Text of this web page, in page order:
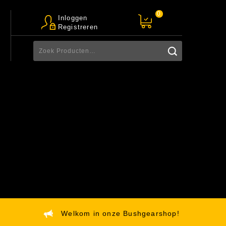
Inloggen
Registreren
0
Welkom in onze Bushgearshop!